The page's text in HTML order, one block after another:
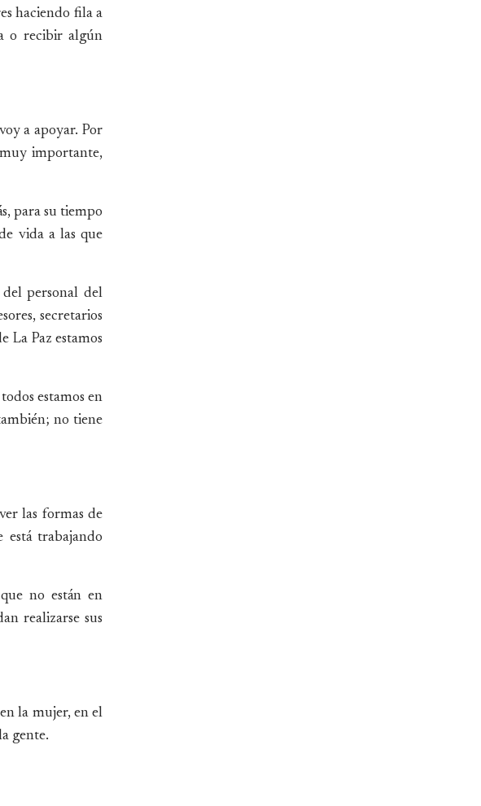
haciendo fila a
o recibir algún
a apoyar. Por
importante,
para su tiempo
vida a las que
personal del
secretarios
La Paz estamos
estamos en
no tiene
las formas de
está trabajando
no están en
realizarse sus
la mujer, en el
gente.